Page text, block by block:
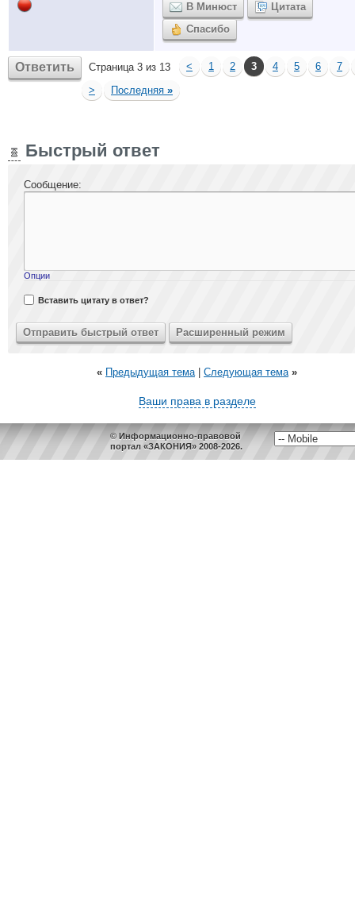
В Минюст
Цитата
Спасибо
Ответить Страница 3 из 13 < 1 2 3 4 5 6
7
>
Последняя »
Быстрый ответ
Сообщение:
Опции
Вставить цитату в ответ?
« Предыдущая тема| Следующая тема »
Ваши права в разделе
© Информационно-правовой
портал «ЗАКОНИЯ» 2008-2026.